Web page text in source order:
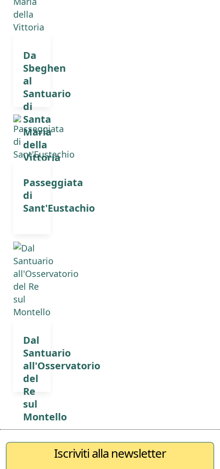
Da
Sbeghen
al
Santuario
di
Santa
Maria
della
Vittoria
Passeggiata
di
Sant'Eustachio
Dal
Santuario
all'Osservatorio
del
Re
sul
Montello
Iscriviti alla newsletter